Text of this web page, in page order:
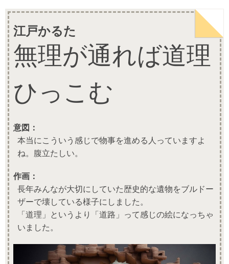
江戸かるた
無理が通れば道理
ひっこむ
意図：
本当にこういう感じで物事を進める人っていますよ
ね。腹立たしい。
作画：
長年みんなが大切にしていた歴史的な遺物をブルドー
ザーで壊している様子にしました。
「道理」というより「道路」って感じの絵になっちゃ
いました。